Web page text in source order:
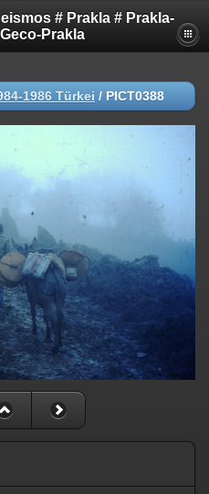
# Prakla # Prakla-
Prakla
1986 Türkei / PICT0388